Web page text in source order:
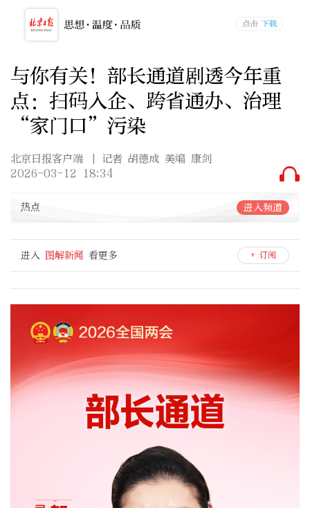
与你有关！部长通道剧透今年重
点：扫码入企、跨省通办、治理
“家门口”污染
北京日报客户端
| 记者 胡德成 美编 康剑
2026-03-12 18:34
热点 进入频道
进入 图解新闻 看更多 + 订阅